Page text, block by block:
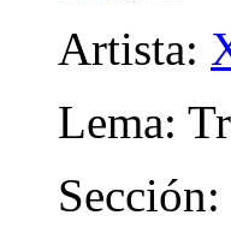
Artista:
Lema:
Sección: